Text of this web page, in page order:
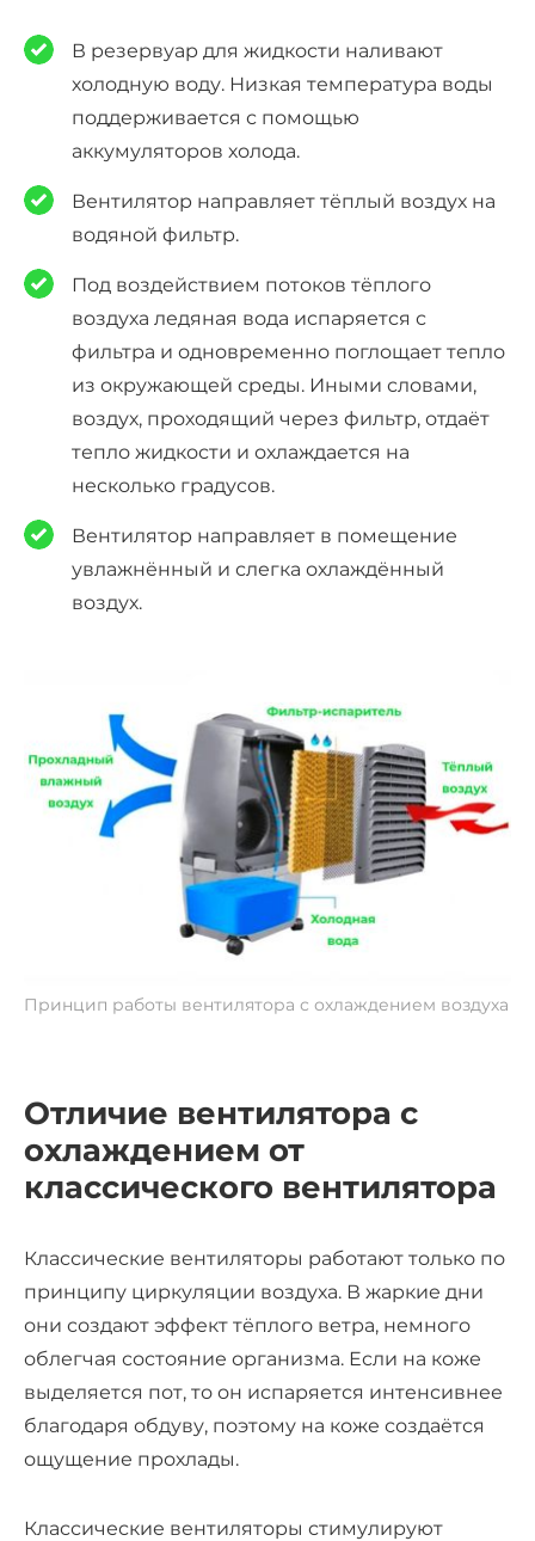
В резервуар для жидкости наливают
холодную воду. Низкая температура воды
поддерживается с помощью
аккумуляторов холода.
Вентилятор направляет тёплый воздух на
водяной фильтр.
Под воздействием потоков тёплого
воздуха ледяная вода испаряется с
фильтра и одновременно поглощает тепло
из окружающей среды. Иными словами,
воздух, проходящий через фильтр, отдаёт
тепло жидкости и охлаждается на
несколько градусов.
Вентилятор направляет в помещение
увлажнённый и слегка охлаждённый
воздух.
Принцип работы вентилятора с охлаждением воздуха
Отличие вентилятора с
охлаждением от
классического вентилятора
Классические вентиляторы работают только по
принципу циркуляции воздуха. В жаркие дни
они создают эффект тёплого ветра, немного
облегчая состояние организма. Если на коже
выделяется пот, то он испаряется интенсивнее
благодаря обдуву, поэтому на коже создаётся
ощущение прохлады.
Классические вентиляторы стимулируют